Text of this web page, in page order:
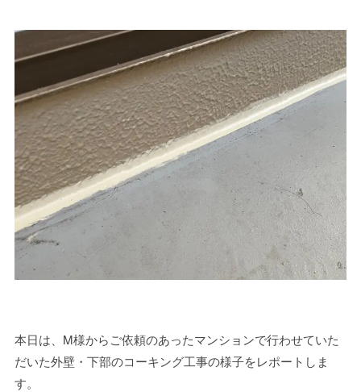
本日は、M様からご依頼のあったマンションで行わせていた
だいた外壁・下部のコーキング工事の様子をレポートしま
す。